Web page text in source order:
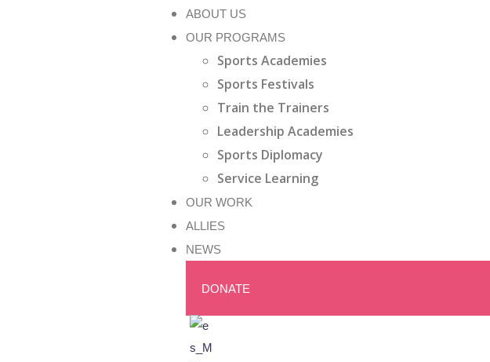
ABOUT US
OUR PROGRAMS
Sports Academies
Sports Festivals
Train the Trainers
Leadership Academies
Sports Diplomacy
Service Learning
OUR WORK
ALLIES
NEWS
DONATE